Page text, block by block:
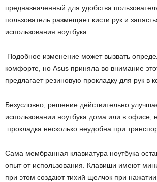
предназначенный для удобства
пользователь размещает кисти рук и
использования ноутбука.
Подобное изменение может вызвать
комфорте, но Asus приняла во внимание
предлагает резиновую прокладку для рук в
Безусловно, решение действительно
использовании ноутбука дома или в офисе,
прокладка несколько неудобна при
Сама мембранная клавиатура ноутбука
опыт от использования. Клавиши имеют
при этом создают тихий щелчок при